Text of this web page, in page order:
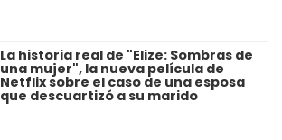
La historia real de "Elize: Sombras de
una mujer", la nueva película de
Netflix sobre el caso de una esposa
que descuartizó a su marido